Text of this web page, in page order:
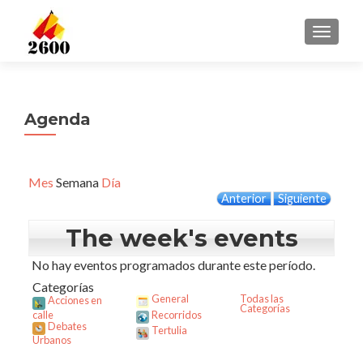
Agenda
Mes Semana Día
Anterior Siguiente
The week's events
No hay eventos programados durante este período.
Categorías
Acciones en
calle
Debates
Urbanos
General
Recorridos
Tertulia
Todas las
Categorías